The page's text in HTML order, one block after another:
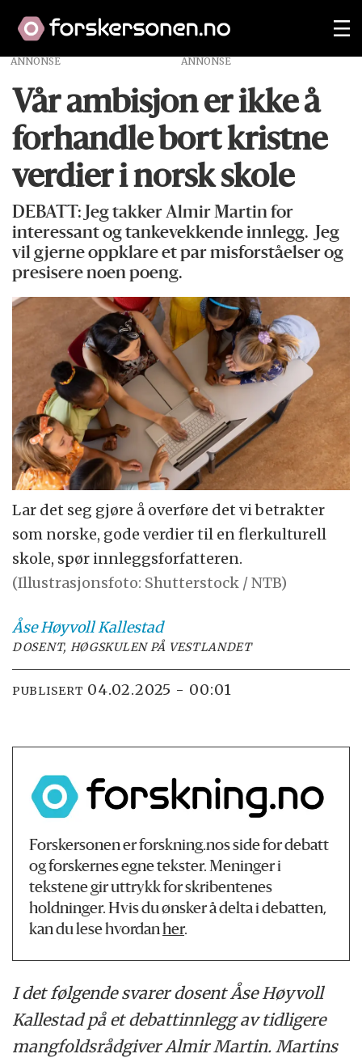
ANNONSE
Vår ambisjon er ikke å
forhandle bort kristne
verdier i norsk skole
DEBATT: Jeg takker Almir Martin for
interessant og tankevekkende innlegg. Jeg
vil gjerne oppklare et par misforståelser og
presisere noen poeng.
Lar det seg gjøre å overføre det vi betrakter
som norske, gode verdier til en flerkulturell
skole, spør innleggsforfatteren.
(Illustrasjonsfoto: Shutterstock / NTB)
Åse HøyvollKallestad
DOSENT, HØGSKULEN PÅ VESTLANDET
PUBLISERT 04.02.2025 - 00:01
Forskersonen er forskning.nos side for debatt
og forskernes egne tekster. Meninger i
tekstene gir uttrykk for skribentenes
holdninger. Hvis du ønsker å delta i debatten,
kan du lese hvordanher.
I det følgende svarer dosent Åse Høyvoll
Kallestad på et debattinnlegg av tidligere
mangfoldsrådgiver Almir Martin. Martins